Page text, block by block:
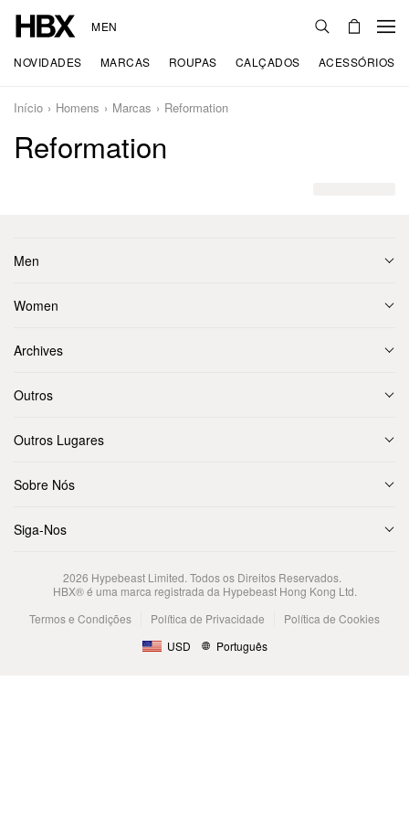
MEN
NOVIDADES MARCAS ROUPAS CALÇADOS ACESSÓRIOS
Início Homens Marcas Reformation
Reformation
Men
Women
Archives
Outros
Outros Lugares
Sobre Nós
Siga-Nos
2026 Hypebeast Limited. Todos os Direitos Reservados.
HBX® é uma marca registrada da Hypebeast Hong Kong Ltd.
Termos e Condições
Política de Privacidade
Política de Cookies
USD
Português